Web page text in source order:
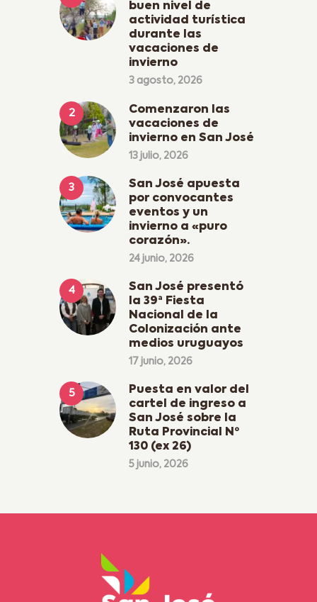
buen nivel de
actividad turística
durante las
vacaciones de
invierno
3 agosto, 2026
Comenzaron las
vacaciones de
invierno en San José
13 julio, 2026
San José apuesta
por convocantes
eventos y un
invierno a «puro
corazón».
24 junio, 2026
San José presentó
la 39ª Fiesta
Nacional de la
Colonización ante
medios uruguayos
17 junio, 2026
Puesta en valor del
cartel de ingreso a
San José sobre la
Ruta Provincial Nº
130 (ex 26)
5 junio, 2026